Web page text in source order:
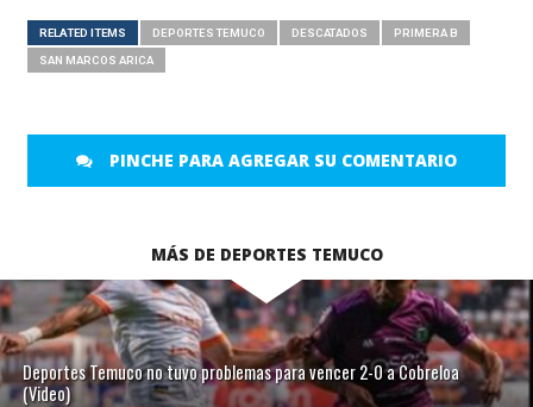
RELATED ITEMS DEPORTES TEMUCO DESCATADOS PRIMERA B
SAN MARCOS ARICA
PINCHE PARA AGREGAR SU COMENTARIO
MÁS DE DEPORTES TEMUCO
Deportes Temuco no tuvo problemas para vencer 2-0 a Cobreloa
(Video)